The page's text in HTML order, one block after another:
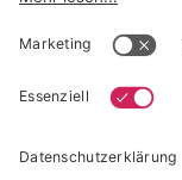
* unverbindliche